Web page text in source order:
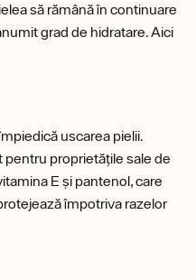
să rămână în continuare
grad de hidratare. Aici
uscarea pielii.
pentru proprietățile sale de
E și pantenol, care
împotriva razelor